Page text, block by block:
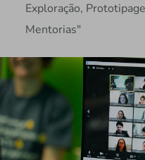
Exploração,
Mentorias"